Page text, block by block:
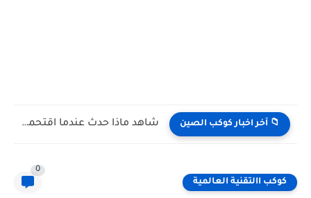
📁 آخر اخبار كوكب الصين شاهد كيف يتغلب النمس على الكوبرا في مواجهة تعتمد على...
كوكب االتقنية العالمية
0